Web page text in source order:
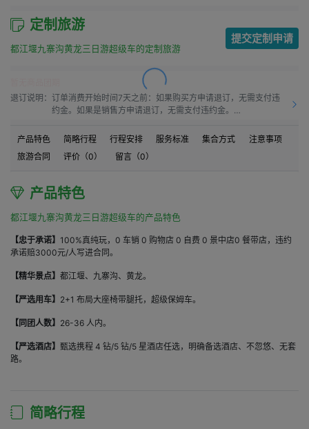
定制旅游
都江堰九寨沟黄龙三日游超级车的定制旅游
提交定制申请
退订说明： 订单消费开始时间7天之前：如果购买方申请退订，无需支付违
约金。如果是销售方申请退订，无需支付违约金。
购买方申请退订，需要按50.0%比例支付违约金。如果是销售方
订单消费开始时间之前4天到订单消费开始时间之前1天：如果购
请退订，需要按15.00%比例支付违约金。
订单消费开始时间之前1天到订单消费开始时间：如果购买方申
订，需要按20.0%比例支付违约金。
订单消费开始时间之后：如果购买方申请退订，需要按100%比
例支付违约金。如果是销售方申请退订，需要按20.0%比例支付
违约金。
产品特色 简略行程 行程安排 服务标准 集合方式
注意事项
旅游合同
评价（0） 留言（0）
产品特色
都江堰九寨沟黄龙三日游超级车的产品特色
【忠于承诺】 100%真纯玩，0 车销 0 购物店 0 自费 0 景中店0 餐带店，违约
承诺赔3000元/人写进合同。
【精华景点】 都江堰、九寨沟、黄龙。
【严选用车】 2+1 布局大座椅带腿托，超级保姆车。
【同团人数】 26-36 人内。
【严选酒店】 甄选携程 4 钻/5 钻/5 星酒店任选，明确备选酒店、不忽悠、无套
路。
简略行程